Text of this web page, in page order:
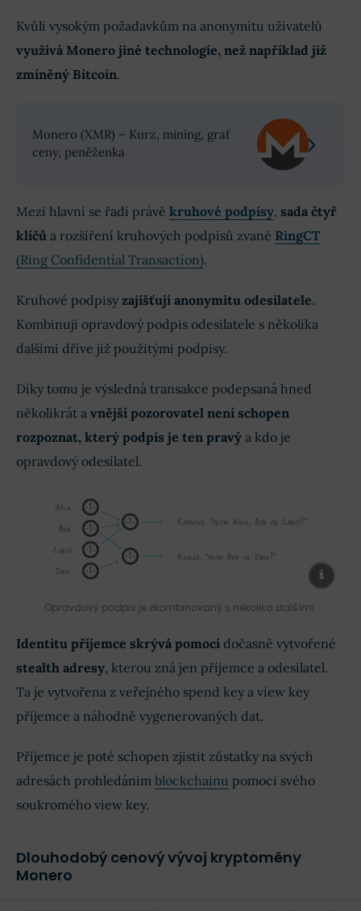
Kvůli vysokým požadavkům na anonymitu uživatelů
využívá Monero jiné technologie, než například již
zmíněný Bitcoin.
Monero (XMR) – Kurz, mining, graf
ceny, peněženka
Mezi hlavní se řadí právě kruhové podpisy, sada čtyř
klíčů a rozšíření kruhových podpisů zvané RingCT
(Ring Confidential Transaction).
Kruhové podpisy zajišťují anonymitu odesilatele.
Kombinují opravdový podpis odesilatele s několika
dalšími dříve již použitými podpisy.
Díky tomu je výsledná transakce podepsaná hned
několikrát a vnější pozorovatel není schopen
rozpoznat, který podpis je ten pravý a kdo je
opravdový odesílatel.
Opravdový podpis je zkombinovaný s několika dalšími.
Identitu příjemce skrývá pomocí dočasně vytvořené
stealth adresy, kterou zná jen příjemce a odesilatel.
Ta je vytvořena z veřejného spend key a view key
příjemce a náhodně vygenerovaných dat.
Příjemce je poté schopen zjistit zůstatky na svých
adresách prohledáním blockchainu pomocí svého
soukromého view key.
Dlouhodobý cenový vývoj kryptoměny
Monero